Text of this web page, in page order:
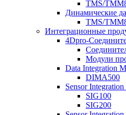
TMS/
Динамические
TMS/
Интеграционные
4Dpro-
Модули
Data Integration
DIMA500
Sensor
SIG100
SIG200